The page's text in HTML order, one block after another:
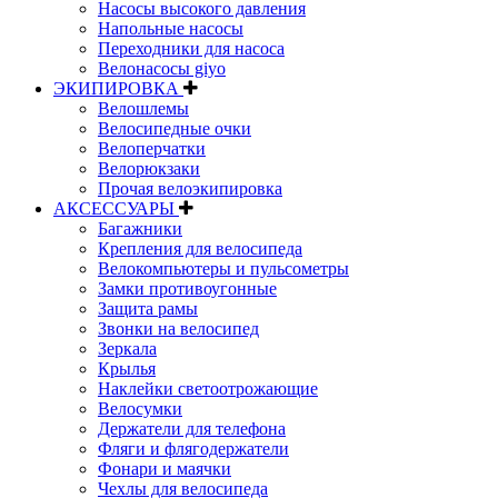
Насосы высокого давления
Напольные насосы
Переходники для насоса
Велонасосы giyo
ЭКИПИРОВКА
Велошлемы
Велосипедные очки
Велоперчатки
Велорюкзаки
Прочая велоэкипировка
АКСЕССУАРЫ
Багажники
Крепления для велосипеда
Велокомпьютеры и пульсометры
Замки противоугонные
Защита рамы
Звонки на велосипед
Зеркала
Крылья
Наклейки светоотрожающие
Велосумки
Держатели для телефона
Фляги и флягодержатели
Фонари и маячки
Чехлы для велосипеда